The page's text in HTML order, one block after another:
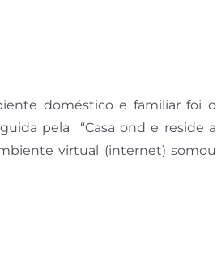
doméstico e familiar foi o
pela “Casa ond e reside a
virtual (internet) somou